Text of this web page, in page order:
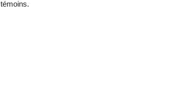
témoins.